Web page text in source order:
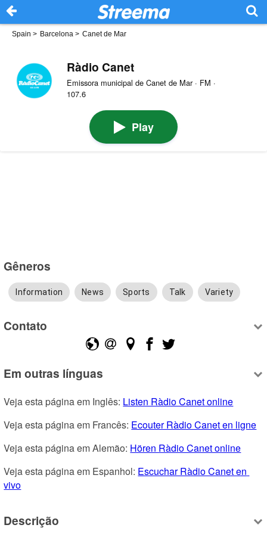
Spain > Barcelona > Canet de Mar
Ràdio Canet
Emissora municipal de Canet de Mar · FM ·
107.6
Play
Gêneros
Information News Sports Talk Variety
Contato
Em outras línguas
Veja esta página em Inglês: Listen Ràdio Canet online
Veja esta página em Francês: Ecouter Ràdio Canet en ligne
Veja esta página em Alemão: Hören Ràdio Canet online
Veja esta página em Espanhol: Escuchar Ràdio Canet en
vivo
Descrição